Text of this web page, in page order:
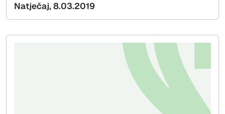
Natječaj, 8.03.2019